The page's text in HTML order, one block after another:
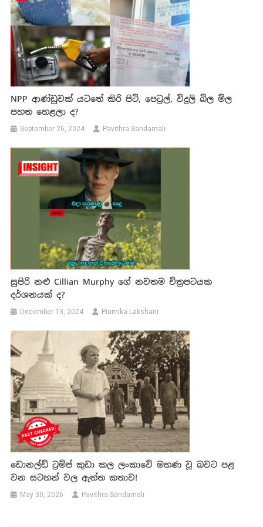
NPP ආණ්ඩුවක් යටතේ කිරි පිටි, පෙට්‍රල්, විදුලි බිල මිල
පහත හෙළලා ද?
September 26, 2024 Pavithra Sandamali
සුපිරි නළු Cillian Murphy ගේ නවතම චිත්‍රපටයක
දර්ශනයක් ද?
December 13, 2024 Piumika Lakshani
ඩොනල්ඩ් ට්‍රම්ප් කුඩා කල ලංකාවේ මහණ වූ බවට පළ
වන සටහන් වල ඇත්ත කතාව!
May 30, 2026 Pavithra Sandamali